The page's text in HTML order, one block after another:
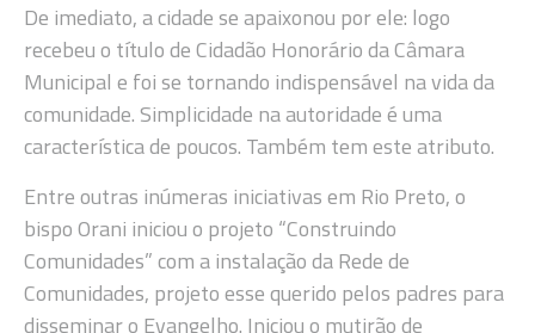
De imediato, a cidade se apaixonou por ele: logo
recebeu o título de Cidadão Honorário da Câmara
Municipal e foi se tornando indispensável na vida da
comunidade. Simplicidade na autoridade é uma
característica de poucos. Também tem este atributo.
Entre outras inúmeras iniciativas em Rio Preto, o
bispo Orani iniciou o projeto “Construindo
Comunidades” com a instalação da Rede de
Comunidades, projeto esse querido pelos padres para
disseminar o Evangelho. Iniciou o mutirão de